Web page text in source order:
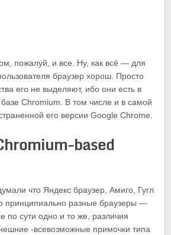
пожалуй, и все. Ну, как всё — для
браузер хорош. Просто
его не выделяют, ибо они есть в
Chromium. В том числе и в самой
его версии Google Chrome.
based
что Яндекс браузер, Амиго, Гугл
принципиально разные браузеры —
по сути одно и то же, различия
-всевозможные примочки типа